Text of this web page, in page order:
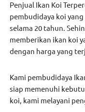
Penjual Ikan Koi
pembudidaya koi
selama 20 tahun.
memberikan ikan koi
dengan harga yang
Kami pembudidaya
siap memenuhi
koi, kami melayani